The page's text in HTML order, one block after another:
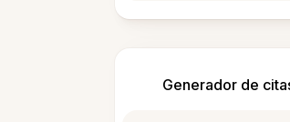
Generador de